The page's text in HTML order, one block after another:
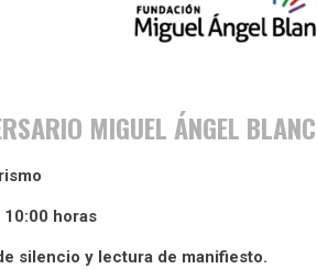
MIGUEL ÁNGEL
horas
silencio y lectura de manifiesto.